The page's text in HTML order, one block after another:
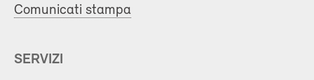
Comunicati stampa
SERVIZI